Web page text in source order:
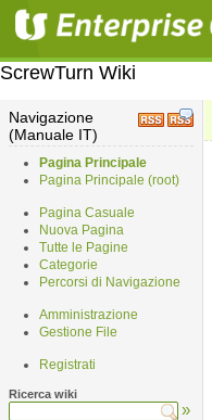
ScrewTurn Wiki
Navigazione
(Manuale IT)
Pagina Principale
Pagina Principale (root)
Pagina Casuale
Nuova Pagina
Tutte le Pagine
Categorie
Percorsi di Navigazione
Amministrazione
Gestione File
Registrati
Ricerca wiki
»